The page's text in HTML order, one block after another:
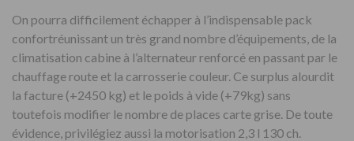
On pourra difficilement échapper à l’indispensable pack
confortréunissant un très grand nombre d’équipements, de la
climatisation cabine à l’alternateur renforcé en passant par le
chauffage route et la carrosserie couleur. Ce surplus alourdit
la facture (+2450 kg) et le poids à vide (+79kg) sans
toutefois modifier le nombre de places carte grise. De toute
évidence, privilégiez aussi la motorisation 2,3 l 130 ch.